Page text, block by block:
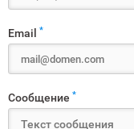
Email *
Сообщение *